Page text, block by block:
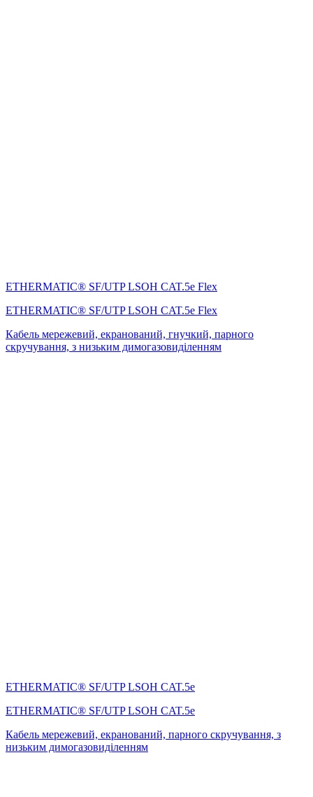
ETHERMATIC® SF/UTP LSOH CAT.5e Flex
ETHERMATIC® SF/UTP LSOH CAT.5e Flex
Кабель мережевий, екранований, гнучкий, парного
скручування, з низьким димогазовиділенням
ETHERMATIC® SF/UTP LSOH CAT.5e
ETHERMATIC® SF/UTP LSOH CAT.5e
Кабель мережевий, екранований, парного скручування, з
низьким димогазовиділенням